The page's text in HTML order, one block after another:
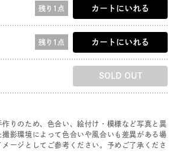
残り1点 カートにいれる
残り1点 カートにいれる
SOLD OUT
りのため、色合い、絵付け・模様など写真と異
影環境によって色合いや風合いも差異がある場
ージとしてご参考ください。予めご了承くださ